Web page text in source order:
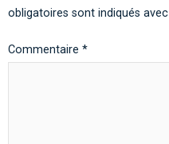
obligatoires sont indiqués avec
Commentaire *